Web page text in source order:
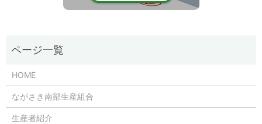
HOME
ながさき南部生産組合
生産者紹介